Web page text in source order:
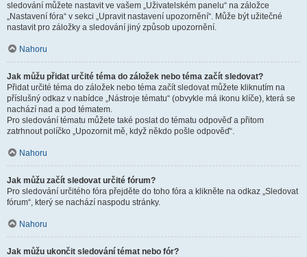
sledování můžete nastavit ve vašem „Uživatelském panelu“ na záložce
„Nastavení fóra“ v sekci „Upravit nastavení upozornění“. Může být užitečné
nastavit pro záložky a sledování jiný způsob upozornění.
Nahoru
Jak můžu přidat určité téma do záložek nebo téma začít sledovat?
Přidat určité téma do záložek nebo téma začít sledovat můžete kliknutím na
příslušný odkaz v nabídce „Nástroje tématu“ (obvykle má ikonu klíče), která se
nachází nad a pod tématem.
Pro sledování tématu můžete také poslat do tématu odpověď a přitom
zatrhnout políčko „Upozornit mě, když někdo pošle odpověď“.
Nahoru
Jak můžu začít sledovat určité fórum?
Pro sledování určitého fóra přejděte do toho fóra a klikněte na odkaz „Sledovat
fórum“, který se nachází naspodu stránky.
Nahoru
Jak můžu ukončit sledování témat nebo fór?